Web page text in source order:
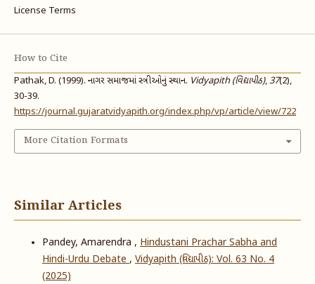
License Terms
How to Cite
Pathak, D. (1999). નાગર સમાજમાં સ્ત્રીઓનું સ્થાન. Vidyapith (વિદ્યાપીઠ),37(2),
30-39.
https://journal.gujaratvidyapith.org/index.php/vp/article/view/722
More Citation Formats
Similar Articles
Pandey, Amarendra , Hindustani Prachar Sabha and
Hindi-Urdu Debate , Vidyapith (વિદ્યાપીઠ): Vol. 63 No. 4
(2025)